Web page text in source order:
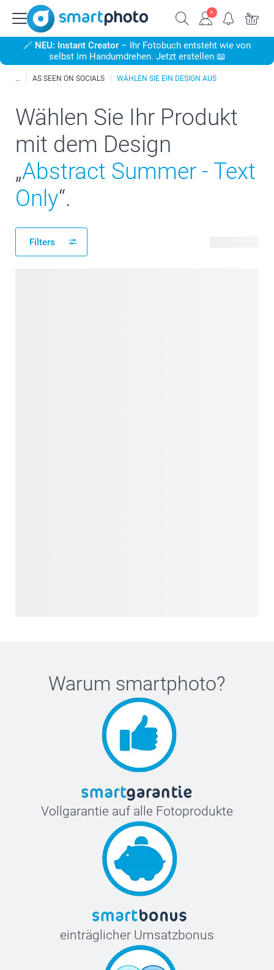
🪄 NEU: Instant Creator – Ihr Fotobuch entsteht wie von
selbst im Handumdrehen. Jetzt erstellen 📖
AS SEEN ON SOCIALS WÄHLEN SIE EIN DESIGN AUS
Wählen Sie Ihr Produkt
mit dem Design
„Abstract Summer - Text
Only“.
Filters
Warum smartphoto?
Vollgarantie auf alle Fotoprodukte
einträglicher Umsatzbonus